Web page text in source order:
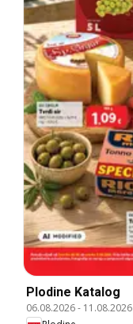
Plodine Katalog
06.08.2026- 11.08.2026